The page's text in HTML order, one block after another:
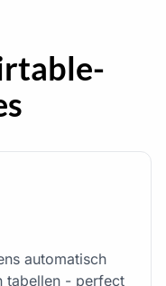
automatisch
tabellen - perfect